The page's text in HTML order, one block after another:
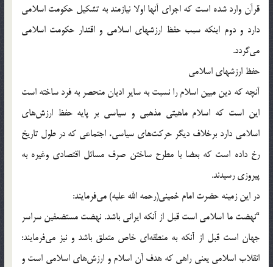
قرآن وارد شده است که اجراى آنها اولا نيازمند به تشکيل حکومت اسلامى
دارد و دوم اينکه سبب حفظ ارزشهاى اسلامى و اقتدار حکومت اسلامى
مى‌گردد.
حفظ ارزشهاى اسلامي
آنچه که دين مبين اسلام را نسبت به ساير اديان منحصر به فرد ساخته است
اين است که اسلام ماهيتى مذهبى و سياسى بر پايه حفظ ارزش‌هاى
اسلامى دارد برخلاف ديگر حرکت‌هاى سياسي، اجتماعى که در طول تاريخ
رخ داده است که بعضا با مطرح ساختن صرف مسائل اقتصادى وغيره به
پيروزى رسيدند.
در اين زمينه حضرت امام خميني(رحمه الله عليه) مى‌فرمايند:
“نهضت ما اسلامى است قبل از آنکه ايرانى باشد. نهضت مستضعفين سراسر
جهان است قبل از آنکه به منطقه‌اى خاص متعلق باشد و نيز مى‌فرمايند:
انقلاب اسلامى يعنى راهى که هدف آن اسلام و ارزش‌هاى اسلامى است و